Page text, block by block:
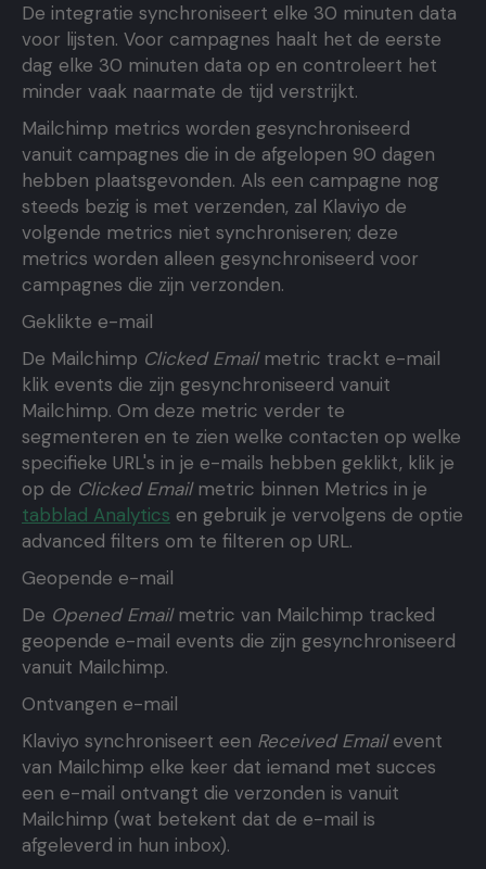
De integratie synchroniseert elke 30 minuten data
voor lijsten. Voor campagnes haalt het de eerste
dag elke 30 minuten data op en controleert het
minder vaak naarmate de tijd verstrijkt.
Mailchimp metrics worden gesynchroniseerd
vanuit campagnes die in de afgelopen 90 dagen
hebben plaatsgevonden. Als een campagne nog
steeds bezig is met verzenden, zal Klaviyo de
volgende metrics niet synchroniseren; deze
metrics worden alleen gesynchroniseerd voor
campagnes die zijn verzonden.
Geklikte e-mail
De Mailchimp Clicked Emailmetric trackt e-mail
klik events die zijn gesynchroniseerd vanuit
Mailchimp. Om deze metric verder te
segmenteren en te zien welke contacten op welke
specifieke URL's in je e-mails hebben geklikt, klik je
op de Clicked Emailmetric binnen Metrics in je
tabblad Analytics en gebruik je vervolgens de optie
advanced filters om te filteren op URL.
Geopende e-mail
De Opened Emailmetric van Mailchimp tracked
geopende e-mail events die zijn gesynchroniseerd
vanuit Mailchimp.
Ontvangen e-mail
Klaviyo synchroniseert een Received Emailevent
van Mailchimp elke keer dat iemand met succes
een e-mail ontvangt die verzonden is vanuit
Mailchimp (wat betekent dat de e-mail is
afgeleverd in hun inbox).